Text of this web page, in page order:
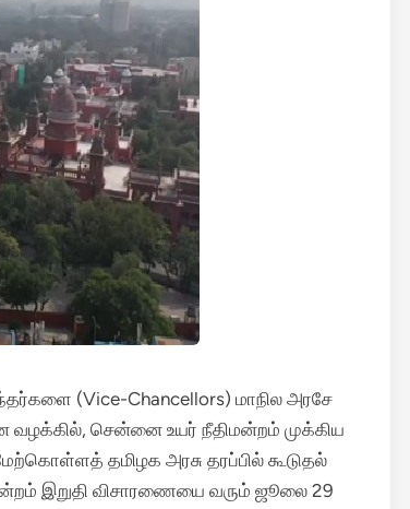
(Vice-Chancellors) மாநில அரசே
வழக்கில், சென்னை உயர் நீதிமன்றம் முக்கிய
தமிழக அரசு தரப்பில் கூடுதல்
இறுதி விசாரணையை வரும் ஜூலை 29